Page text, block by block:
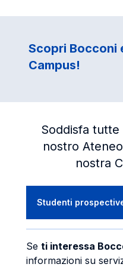
Scopri Bocconi
Campus!
Soddisfa
nostro
nostra
Studenti
Se ti interessa
informazioni su